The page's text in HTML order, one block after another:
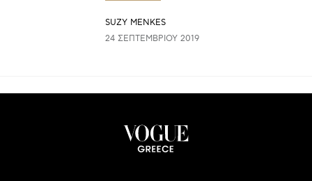
SUZY MENKES
24 ΣΕΠΤΕΜΒΡΊΟΥ 2019